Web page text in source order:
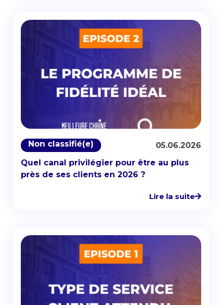
Non classifié(e)
05.06.2026
Quel canal privilégier pour être au plus
près de ses clients en 2026 ?
Lire la suite